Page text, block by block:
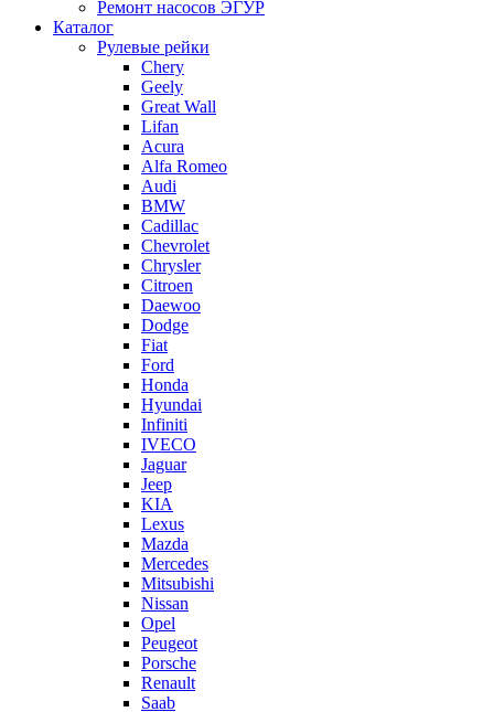
Ремонт насосов ЭГУР
Каталог
Рулевые рейки
Chery
Geely
Great Wall
Lifan
Acura
Alfa Romeo
Audi
BMW
Cadillac
Chevrolet
Chrysler
Citroen
Daewoo
Dodge
Fiat
Ford
Honda
Hyundai
Infiniti
IVECO
Jaguar
Jeep
KIA
Lexus
Mazda
Mercedes
Mitsubishi
Nissan
Opel
Peugeot
Porsche
Renault
Saab